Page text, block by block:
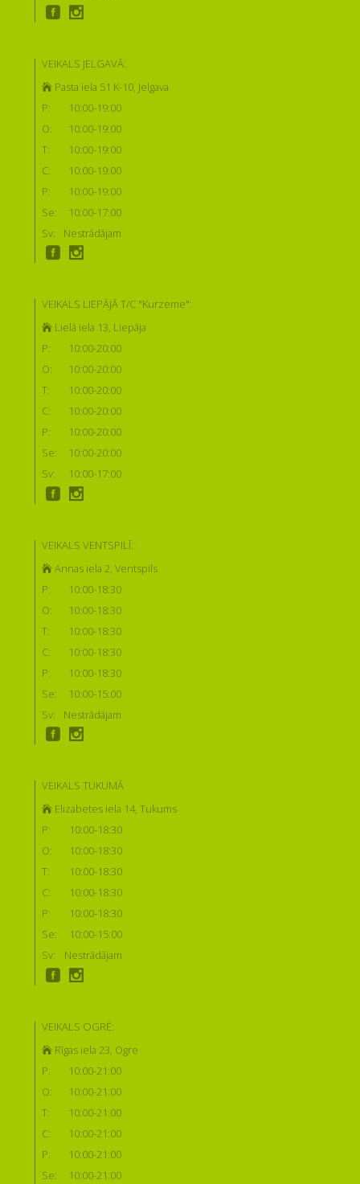
VEIKALS JELGAVĀ:
Pasta iela 51 K-10, Jelgava
P:
10:00-19:00
O:
10:00-19:00
T:
10:00-19:00
C:
10:00-19:00
P:
10:00-19:00
Se:
10:00-17:00
Sv:
Nestrādājam
VEIKALS LIEPĀJĀ T/C "Kurzeme":
Lielā iela 13, Liepāja
P:
10:00-20:00
O:
10:00-20:00
T:
10:00-20:00
C:
10:00-20:00
P:
10:00-20:00
Se:
10:00-20:00
Sv:
10:00-17:00
VEIKALS VENTSPILĪ:
Annas iela 2, Ventspils
P:
10:00-18:30
O:
10:00-18:30
T:
10:00-18:30
C:
10:00-18:30
P:
10:00-18:30
Se:
10:00-15:00
Sv:
Nestrādājam
VEIKALS TUKUMĀ
Elizabetes iela 14, Tukums
P:
10:00-18:30
O:
10:00-18:30
T:
10:00-18:30
C:
10:00-18:30
P:
10:00-18:30
Se:
10:00-15:00
Sv:
Nestrādājam
VEIKALS OGRĒ:
Rīgas iela 23, Ogre
P:
10:00-21:00
O:
10:00-21:00
T:
10:00-21:00
C:
10:00-21:00
P:
10:00-21:00
Se:
10:00-21:00